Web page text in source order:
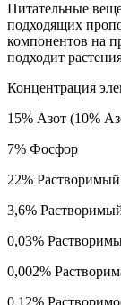
Питательные
подходящих
компонентов на
подходит
Концентрация
15% Азот (10%
7% Фосфор
22%
3,6%
0,03%
0,002%